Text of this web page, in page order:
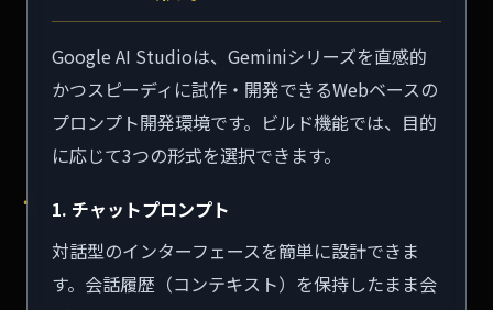
Google AI Studioは、Geminiシリーズを直感的
かつスピーディに試作・開発できるWebベースの
プロンプト開発環境です。ビルド機能では、目的
に応じて3つの形式を選択できます。
1. チャットプロンプト
対話型のインターフェースを簡単に設計できま
す。会話履歴（コンテキスト）を保持したまま会